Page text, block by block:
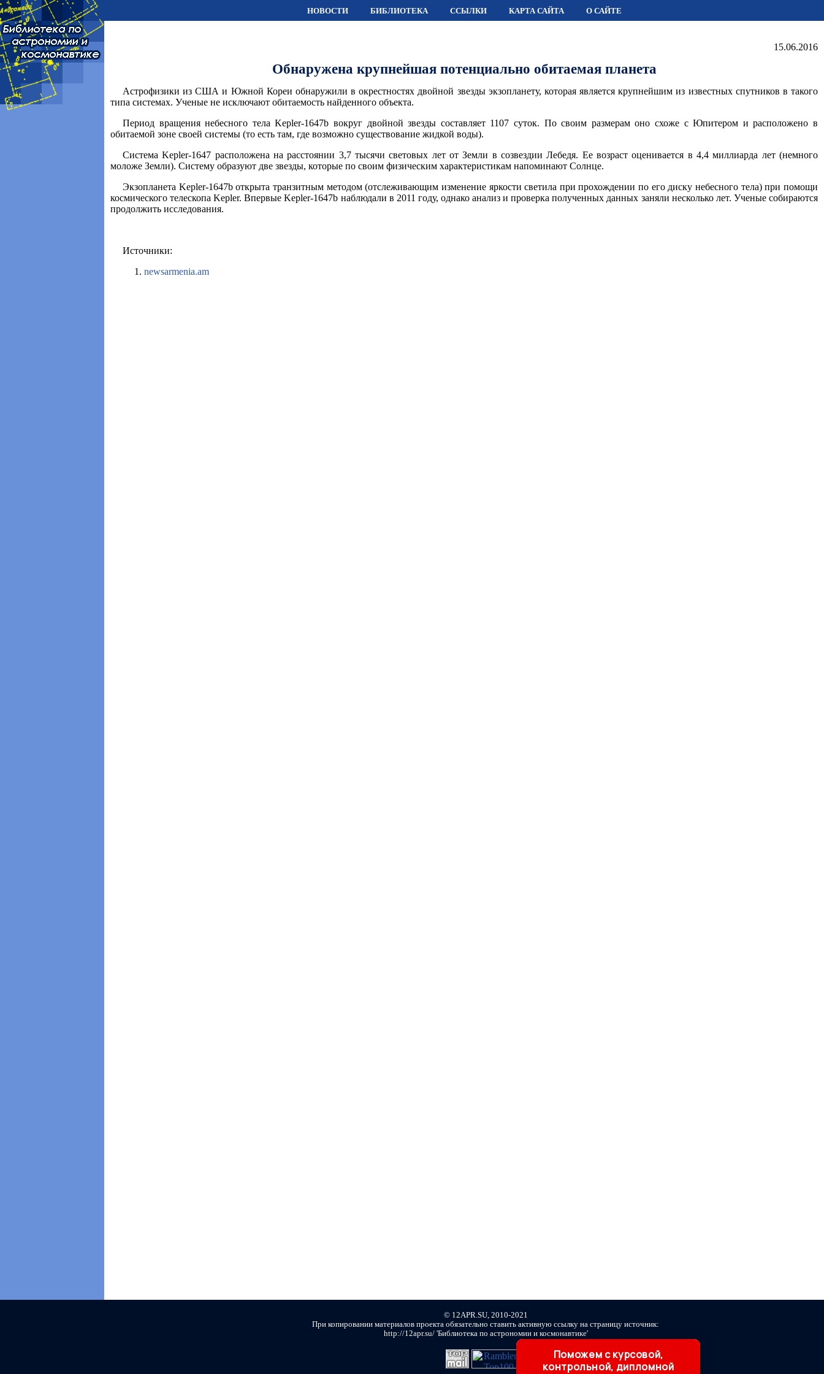
НОВОСТИ БИБЛИОТЕКА ССЫЛКИ КАРТА САЙТА О САЙТЕ
15.06.2016
Обнаружена крупнейшая потенциально обитаемая планета
Астрофизики из США и Южной Кореи обнаружили в окрестностях двойной звезды экзопланету, которая является крупнейшим из известных спутников в такого
типа системах. Ученые не исключают обитаемость найденного объекта.
Период вращения небесного тела Kepler-1647b вокруг двойной звезды составляет 1107 суток. По своим размерам оно схоже с Юпитером и расположено в
обитаемой зоне своей системы (то есть там, где возможно существование жидкой воды).
Система Kepler-1647 расположена на расстоянии 3,7 тысячи световых лет от Земли в созвездии Лебедя. Ее возраст оценивается в 4,4 миллиарда лет (немного
моложе Земли). Систему образуют две звезды, которые по своим физическим характеристикам напоминают Солнце.
Экзопланета Kepler-1647b открыта транзитным методом (отслеживающим изменение яркости светила при прохождении по его диску небесного тела) при помощи
космического телескопа Kepler. Впервые Kepler-1647b наблюдали в 2011 году, однако анализ и проверка полученных данных заняли несколько лет. Ученые собираются
продолжить исследования.
Источники:
newsarmenia.am
© 12APR.SU, 2010-2021
При копировании материалов проекта обязательно ставить активную ссылку на страницу источник:
http://12apr.su/ 'Библиотека по астрономии и космонавтике'
Поможем с курсовой,
контрольной, дипломной